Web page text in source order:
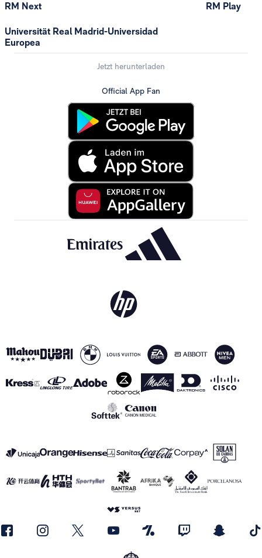
RM Next
Universität Real Madrid-Universidad
Europea
RM Play
Jetzt herunterladen
Official App Fan